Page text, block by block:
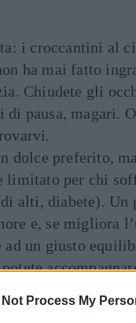
Not Process My
i croccantini al
ha mai fatto
Chiudete gli
pausa, magari.
dolce preferito,
limitato per chi
alti, diabete). Un
e, se migliora
ad un giusto